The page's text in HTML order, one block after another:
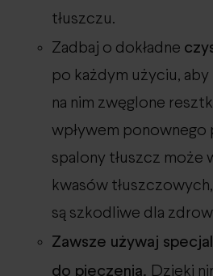
tłuszczu.
Zadbaj o dokładne
po każdym użyciu, aby
na nim zwęglone
wpływem ponownego
spalony tłuszcz może
kwasów
są szkodliwe dla
Zawsze używaj
do pieczenia. Dzięki